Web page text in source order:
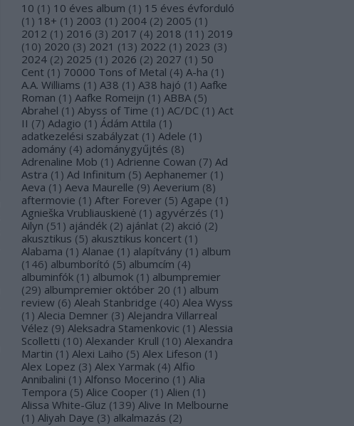
10 (1 ) 10 éves album (1 ) 15 éves évforduló
(1 ) 18+ (1 ) 2003 (1 ) 2004 (2) 2005 (1 )
2012 (1 ) 2016 (3) 2017 (4) 2018 (11 ) 2019
(10) 2020 (3) 2021 (13) 2022 (1 ) 2023 (3)
2024 (2) 2025 (1 ) 2026 (2) 2027 (1 ) 50
Cent (1 ) 70000 Tons of Metal (4) A-ha (1 )
A.A. Williams (1 ) A38 (1 ) A38 hajó (1 ) Aafke
Roman (1 ) Aafke Romeijn (1 ) ABBA (5)
Abrahel (1 ) Abyss of Time (1 ) AC/DC (1 ) Act
II (7) Adagio (1 ) Ádám Attila (1 )
adatkezelési szabályzat (1 ) Adele (1 )
adomány (4) adománygyűjtés (8)
Adrenaline Mob (1 ) Adrienne Cowan (7) Ad
Astra (1 ) Ad Infinitum (5) Aephanemer (1 )
Aeva (1 ) Aeva Maurelle (9) Aeverium (8)
aftermovie (1 ) After Forever (5) Agape (1 )
Agnieška Vrubliauskienė (1 ) agyvérzés (1 )
Ailyn (51 ) ajándék (2) ajánlat (2) akció (2)
akusztikus (5) akusztikus koncert (1 )
Alabama (1 ) Alanae (1 ) alapítvány (1 ) album
(146) albumborító (5) albumcím (4)
albuminfók (1 ) albumok (1 ) albumpremier
(29) albumpremier október 20 (1 ) album
review (6) Aleah Stanbridge (40) Alea Wyss
(1 ) Alecia Demner (3) Alejandra Villarreal
Vélez (9) Aleksadra Stamenkovic (1 ) Alessia
Scolletti (10) Alexander Krull (10) Alexandra
Martin (1 ) Alexi Laiho (5) Alex Lifeson (1 )
Alex Lopez (3) Alex Yarmak (4) Alfio
Annibalini (1 ) Alfonso Mocerino (1 ) Alia
Tempora (5) Alice Cooper (1 ) Alien (1 )
Alissa White-Gluz (139) Alive In Melbourne
(1 ) Aliyah Daye (3) alkalmazás (2)